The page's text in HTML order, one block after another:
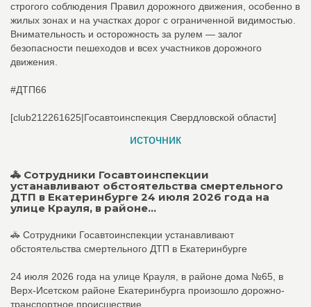
строгого соблюдения Правил дорожного движения, особенно в
жилых зонах и на участках дорог с ограниченной видимостью.
Внимательность и осторожность за рулем — залог
безопасности пешеходов и всех участников дорожного
движения.
#ДТП66
[club212261625|Госавтоинспекция Свердловской области]
источник
🚓 Сотрудники Госавтоинспекции
устанавливают обстоятельства смертельного
ДТП в Екатеринбурге 24 июля 2026 года на
улице Крауля, в районе...
🚓 Сотрудники Госавтоинспекции устанавливают
обстоятельства смертельного ДТП в Екатеринбурге
24 июля 2026 года на улице Крауля, в районе дома №65, в
Верх-Исетском районе Екатеринбурга произошло дорожно-
транспортное происшествие.